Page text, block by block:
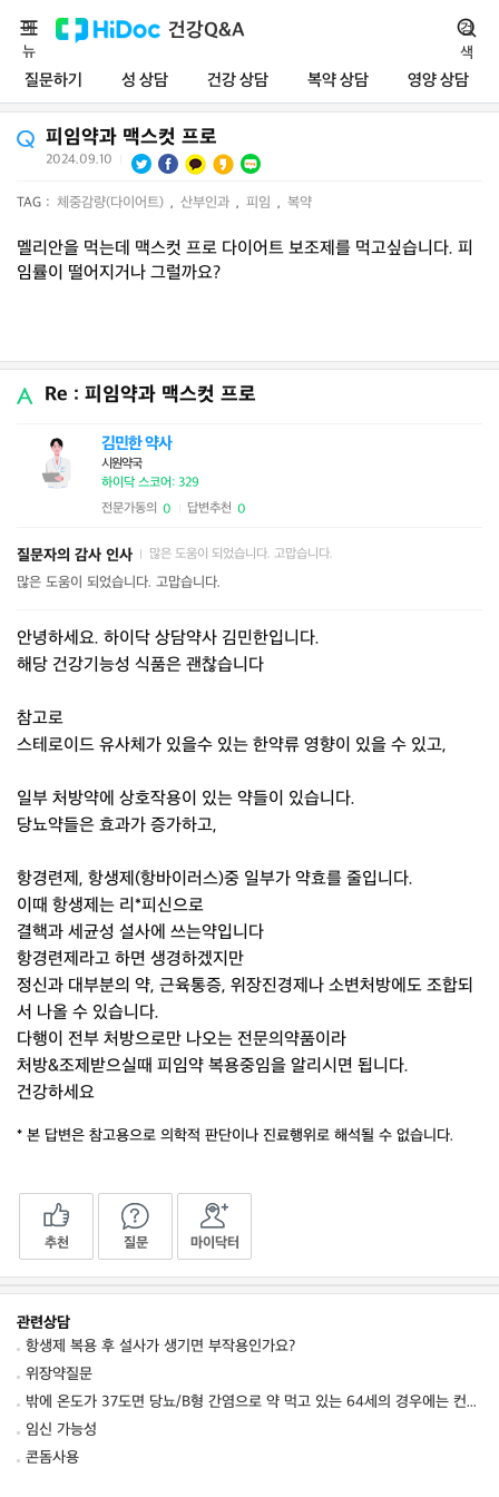
건강Q&A
질문하기 성 상담 건강 상담 복약 상담 영양 상담
메
뉴
검
색
피임약과 맥스컷 프로
2024.09.10
TAG : 체중감량(다이어트) , 산부인과 , 피임 , 복약
멜리안을 먹는데 맥스컷 프로 다이어트 보조제를 먹고싶습니다. 피
임률이 떨어지거나 그럴까요?
Re : 피임약과 맥스컷 프로
김민한 약사
시원약국
하이닥 스코어: 329
전문가동의 0 답변추천 0
질문자의 감사 인사 많은 도움이 되었습니다. 고맙습니다.
많은 도움이 되었습니다. 고맙습니다.
안녕하세요. 하이닥 상담약사 김민한입니다.
해당 건강기능성 식품은 괜찮습니다
참고로
스테로이드 유사체가 있을수 있는 한약류 영향이 있을 수 있고,
일부 처방약에 상호작용이 있는 약들이 있습니다.
당뇨약들은 효과가 증가하고,
항경련제, 항생제(항바이러스)중 일부가 약효를 줄입니다.
이때 항생제는 리*피신으로
결핵과 세균성 설사에 쓰는약입니다
항경련제라고 하면 생경하겠지만
정신과 대부분의 약, 근육통증, 위장진경제나 소변처방에도 조합되
서 나올 수 있습니다.
다행이 전부 처방으로만 나오는 전문의약품이라
처방&조제받으실때 피임약 복용중임을 알리시면 됩니다.
건강하세요
* 본 답변은 참고용으로 의학적 판단이나 진료행위로 해석될 수 없습니다.
추천 질문 마이닥터
관련상담
항생제 복용 후 설사가 생기면 부작용인가요?
위장약질문
밖에 온도가 37도면 당뇨/B형 간염으로 약 먹고 있는 64세의 경우에는 컨디션 저하를 동
임신 가능성
콘돔사용